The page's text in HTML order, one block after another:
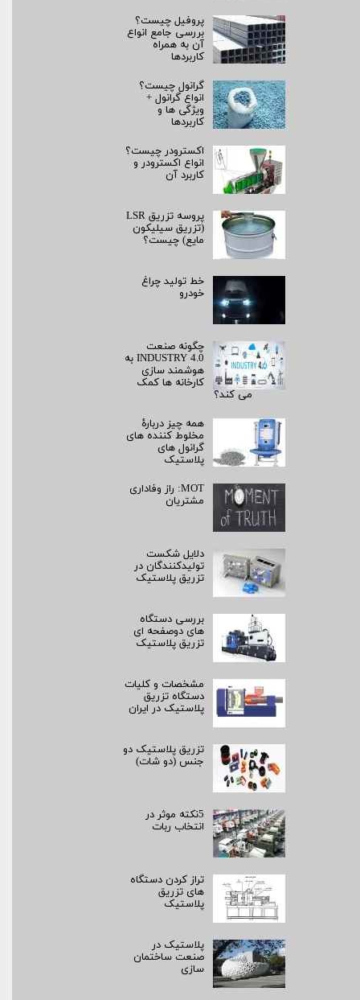
پروفیل چیست؟
بررسی جامع انواع
آن به همراه
کاربردها
گرانول چیست؟
انواع گرانول +
ویژگی ها و
کاربردها
اکسترودر چیست؟
انواع اکسترودر و
کاربرد آن
پروسه تزریق LSR
(تزریق سیلیکون
مایع) چیست؟
خط تولید چراغ
خودرو
چگونه صنعت
INDUSTRY 4.0 به
هوشمند سازی
کارخانه ها کمک
می کند؟
همه چیز دربارۀ
مخلوط کننده های
گرانول های
پلاستیک
MOT: راز وفاداری
مشتریان
دلایل شکست
تولیدکنندگان در
تزریق پلاستیک
بررسی دستگاه
های دوصفحه ای
تزریق پلاستیک
مشخصات و کلیات
دستگاه تزریق
پلاستیک در ایران
تزریق پلاستیک دو
جنس (دو شات)
5نکته موثر در
انتخاب ربات
تراز کردن دستگاه
های تزریق
پلاستیک
پلاستیک در
صنعت ساختمان
سازی